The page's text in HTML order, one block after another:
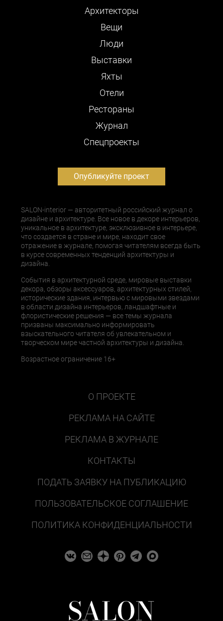
Архитекторы
Вещи
Люди
Выставки
Яхты
Отели
Рестораны
Журнал
Cпецпроекты
Опубликуйте проект
SALON-interior — авторитетный российский журнал о
дизайне и архитектуре. Все новое в декоре интерьеров,
уникальное в архитектуре, эксклюзивное в интерьере,
что создается в стране и мире, находит свое
отражение в журнале, помогая читателям всегда быть
в курсе современных тенденций архитектуры и
дизайна.
События в архитектурной среде, мировые выставки
декора, обзоры аксессуаров, архитектурных стилей,
исторические здания, интервью с мировыми звездами
в области дизайна интерьеров, ландшафтные и
флористические решения — все темы журнала
призваны максимально информировать
взыскательного читателя об увлекательном и
творческом мире частной архитектуры и дизайна.
Возрастное ограничение 16+
О ПРОЕКТЕ
РЕКЛАМА НА САЙТЕ
РЕКЛАМА В ЖУРНАЛЕ
КОНТАКТЫ
ПОДАТЬ ЗАЯВКУ НА ПУБЛИКАЦИЮ
ПОЛЬЗОВАТЕЛЬСКОЕ СОГЛАШЕНИЕ
ПОЛИТИКА КОНФИДЕНЦИАЛЬНОСТИ